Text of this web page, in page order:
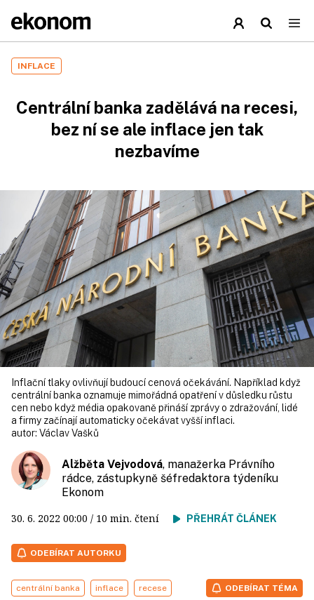
INFLACE
Centrální banka zadělává na recesi,
bez ní se ale inflace jen tak
nezbavíme
Inflační tlaky ovlivňují budoucí cenová očekávání. Například když
centrální banka oznamuje mimořádná opatření v důsledku růstu
cen nebo když média opakovaně přináší zprávy o zdražování, lidé
a firmy začínají automaticky očekávat vyšší inflaci.
autor: Václav Vašků
Alžběta Vejvodová, manažerka Právního
rádce, zástupkyně šéfredaktora týdeníku
Ekonom
30. 6. 2022 00:00 / 10 min. čtení PŘEHRÁT ČLÁNEK
ODEBÍRAT AUTORKU
centrální banka inflace recese ODEBÍRAT TÉMA